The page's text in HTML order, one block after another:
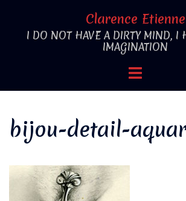
contenu
Clarence Etienne
I DO NOT HAVE A DIRTY MIND, I
IMAGINATION
Ouvrir/
bijou-detail-